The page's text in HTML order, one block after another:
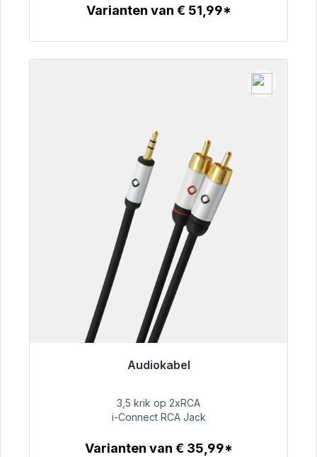
Varianten van € 51,99*
Audiokabel
Klaar voor onmiddellijke verzending, levertijd
€ 51,99
3,5 krik op 2xRCA
i-Connect RCA Jack
Varianten van € 35,99*